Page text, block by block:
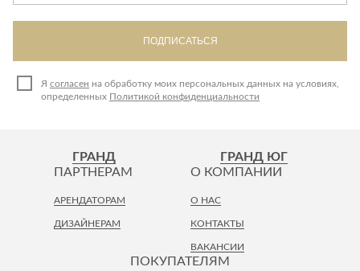
ПОДПИСАТЬСЯ
Я согласен на обработку моих персональных данных на условиях,
определенных Политикой конфиденциальности
ГРАНД ГРАНД ЮГ
ПОКУПАТЕЛЯМ
ПАРТНЕРАМ
АРЕНДАТОРАМ
ДИЗАЙНЕРАМ
О КОМПАНИИ
О НАС
КОНТАКТЫ
ВАКАНСИИ